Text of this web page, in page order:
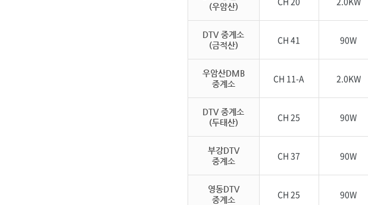
(우암산)
DTV 중계소
(금적산)
CH 41 90W
우암산DMB
중계소
CH 11-A 2.0KW
DTV 중계소
(두태산)
CH 25 90W
부강DTV
중계소
CH 37 90W
영동DTV
중계소
CH 25 90W